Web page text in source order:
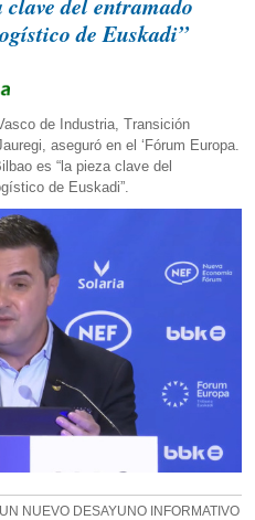
de Euskadi”
de Industria, Transición
aseguró en el ‘Fórum Europa.
es “la pieza clave del
de Euskadi”.
NUEVO DESAYUNO INFORMATIVO